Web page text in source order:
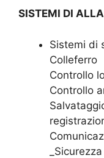
SISTEMI DI
Sistemi di
Colleferro
Controllo
Controllo